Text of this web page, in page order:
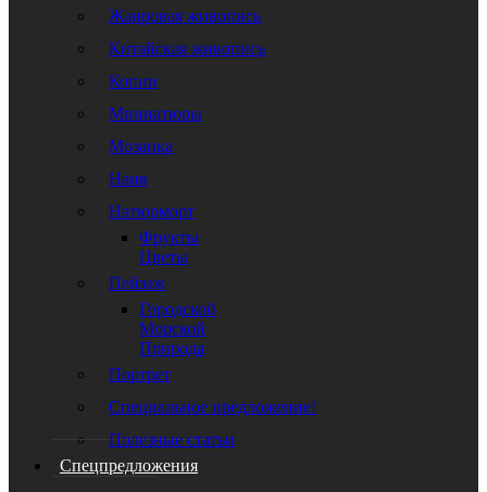
Жанровая живопись
Китайская живопись
Копии
Миниатюры
Мозаика
Наив
Натюрморт
Фрукты
Цветы
Пейзаж
Городской
Морской
Природа
Портрет
Специальное предложение!
Полезные статьи
Спецпредложения